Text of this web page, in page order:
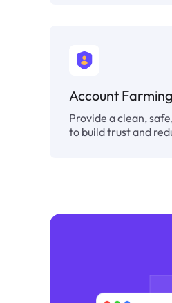
Account
Provide a clean,
to build trust and